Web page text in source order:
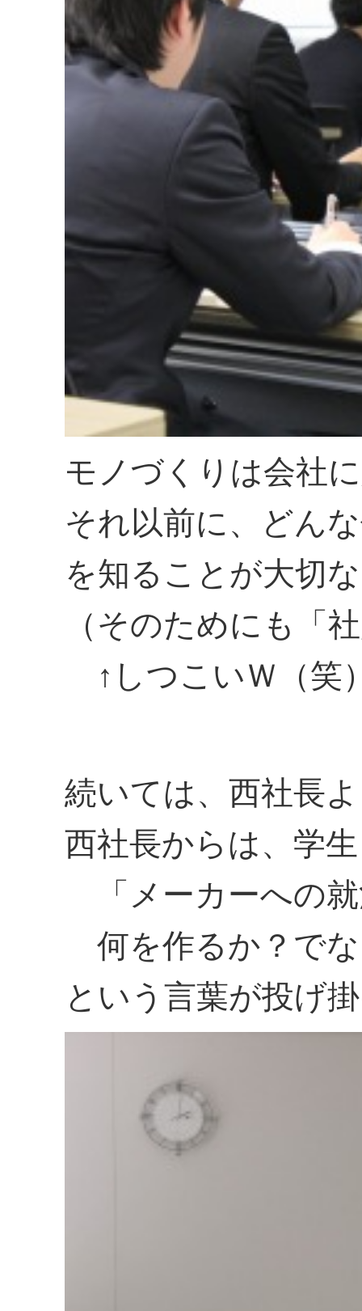
モノづくりは会社
それ以前に、どん
を知ることが大切
（そのためにも「
↑しつこいＷ（笑
続いては、西社長
西社長からは、学
「メーカーへの
何を作るか？で
という言葉が投げ